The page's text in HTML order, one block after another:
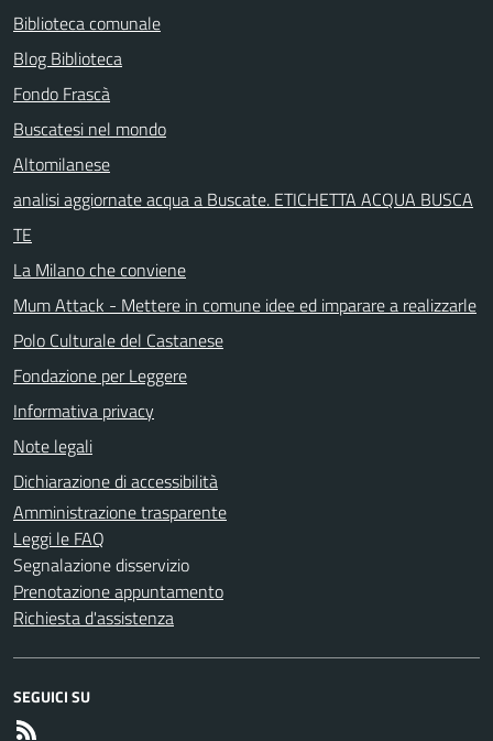
Biblioteca comunale
Blog Biblioteca
Fondo Frascà
Buscatesi nel mondo
Altomilanese
analisi aggiornate acqua a Buscate. ETICHETTA ACQUA BUSCA
TE
La Milano che conviene
Mum Attack - Mettere in comune idee ed imparare a realizzarle
Polo Culturale del Castanese
Fondazione per Leggere
Informativa privacy
Note legali
Dichiarazione di accessibilità
Amministrazione trasparente
Leggi le FAQ
Segnalazione disservizio
Prenotazione appuntamento
Richiesta d'assistenza
SEGUICI SU